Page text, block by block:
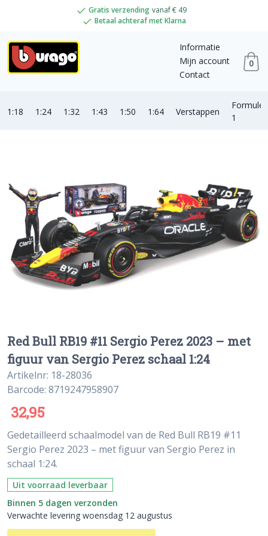
Gratis verzending vanaf € 49
Betaal achteraf met Klarna
Informatie
Mijn account
Contact
0
1:18 1:24 1:32 1:43 1:50 1:64 Verstappen
Formule
1
Red Bull RB19 #11 Sergio Perez 2023 – met
figuur van Sergio Perez schaal 1:24
Artikelnr: 18-28036
Barcode: 8719247958907
32,95
Gedetailleerd schaalmodel van de Red Bull RB19 #11
Sergio Perez 2023 – met figuur van Sergio Perez in
schaal 1:24.
Uit voorraad leverbaar
Binnen 5 dagen verzonden
Verwachte levering woensdag 12 augustus